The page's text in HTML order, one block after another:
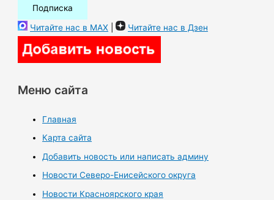
Читайте нас в MAX | Читайте нас в Дзен
Меню сайта
Главная
Карта сайта
Добавить новость или написать админу
Новости Северо-Енисейского округа
Новости Красноярского края